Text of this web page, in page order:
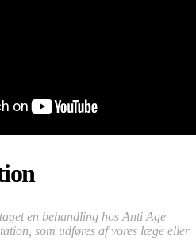
en behandling hos Anti Age
som udføres af vores læge eller